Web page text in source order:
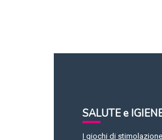
SALUTE e
I giochi di